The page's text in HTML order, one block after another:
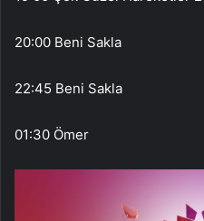
20:00 Beni Sakla
22:45 Beni Sakla
01:30 Ömer